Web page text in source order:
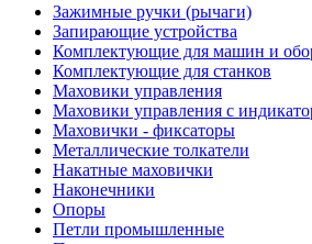
Зажимные ручки (рычаги)
Запирающие устройства
Комплектующие для машин и
Комплектующие для станков
Маховики управления
Маховики управления с
Маховички - фиксаторы
Металлические толкатели
Накатные маховички
Наконечники
Опоры
Петли промышленные